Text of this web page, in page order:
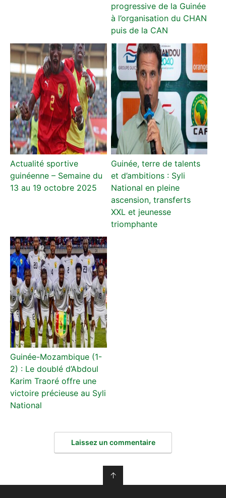
progressive de la Guinée
à l’organisation du CHAN
puis de la CAN
Actualité sportive
guinéenne – Semaine du
13 au 19 octobre 2025
Guinée, terre de talents
et d’ambitions : Syli
National en pleine
ascension, transferts
XXL et jeunesse
triomphante
Guinée-Mozambique (1-
2) : Le doublé d’Abdoul
Karim Traoré offre une
victoire précieuse au Syli
National
Laissez un commentaire
↑